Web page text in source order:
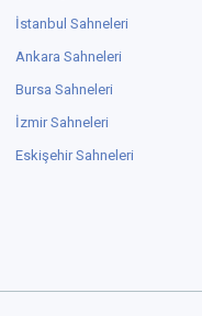
İstanbul Sahneleri
Ankara Sahneleri
Bursa Sahneleri
İzmir Sahneleri
Eskişehir Sahneleri